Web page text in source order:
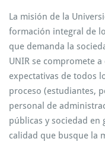
La misión de la
formación integral de
que demanda la
UNIR se compromete
expectativas de todos
proceso (estudiantes,
personal de
públicas y sociedad
calidad que busque la